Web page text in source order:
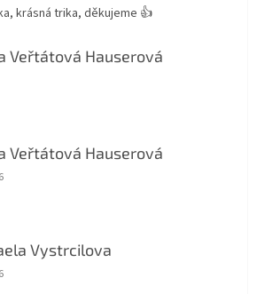
krásná trika, děkujeme 👍
Veřtátová Hauserová
obchodu je 5 z 5 hvězdiček.
Veřtátová Hauserová
obchodu je 5 z 5 hvězdiček.
Vystrcilova
obchodu je 5 z 5 hvězdiček.